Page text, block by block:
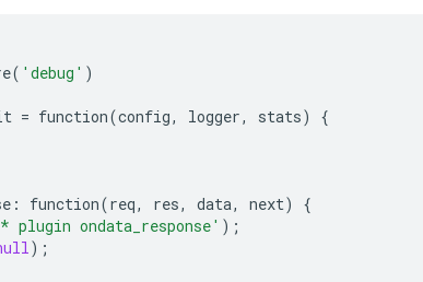
( 'debug' )
= function(config, logger, stats) {
: function(req, res, data, next)
{
ondata_response' );
);